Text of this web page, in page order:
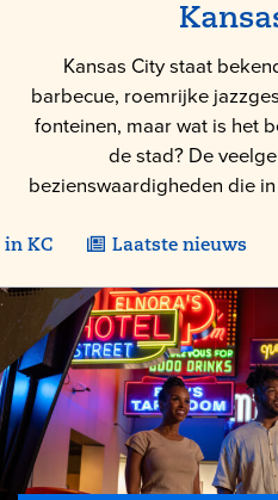
Kansas City staat
barbecue, roemrijke
fonteinen, maar wat is het
de stad? De
bezienswaardigheden die
in KC Laatste nieuws